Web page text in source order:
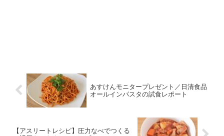
あすけんモニタープレゼント／日清食品
オールインパスタの試食レポート
【アスリートレシピ】圧力なべでつくる